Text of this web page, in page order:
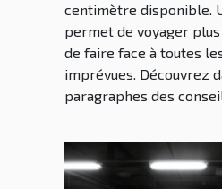
centimètre disponible.
permet de voyager
de faire face à toutes
imprévues. Découvrez
paragraphes des